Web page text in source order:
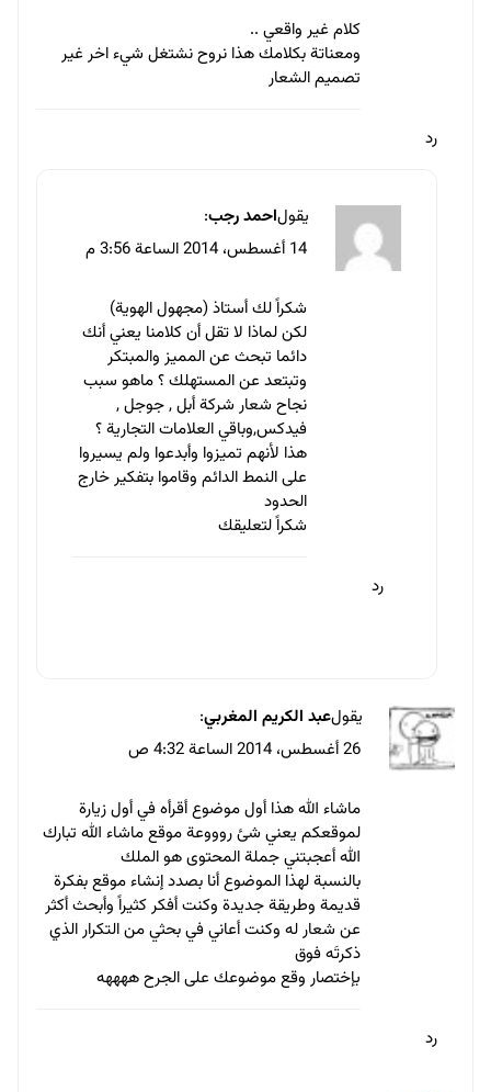
كلام غير واقعي ..
ومعناتة بكلامك هذا نروح نشتغل شيء اخر غير
تصميم الشعار
رد
يقولاحمد رجب:
14 أغسطس، 2014 الساعة 3:56 م
شكراً لك أستاذ (مجهول الهوية)
لكن لماذا لا تقل أن كلامنا يعني أنك
دائما تبحث عن المميز والمبتكر
وتبتعد عن المستهلك ؟ ماهو سبب
نجاح شعار شركة أبل , جوجل ,
فيدكس,وباقي العلامات التجارية ؟
هذا لأنهم تميزوا وأبدعوا ولم يسيروا
على النمط الدائم وقاموا بتفكير خارج
الحدود
شكراً لتعليقك
رد
يقولعبد الكريم المغربي:
26 أغسطس، 2014 الساعة 4:32 ص
ماشاء الله هذا أول موضوع أقرأه في أول زيارة
لموقعكم يعني شئ روووعة موقع ماشاء الله تبارك
الله أعجبتني جملة المحتوى هو الملك
بالنسبة لهذا الموضوع أنا بصدد إنشاء موقع بفكرة
قديمة وطريقة جديدة وكنت أفكر كثيراً وأبحث أكثر
عن شعار له وكنت أعاني في بحثي من التكرار الذي
ذكرتَه فوق
بإختصار وقع موضوعك على الجرح ههههه
رد